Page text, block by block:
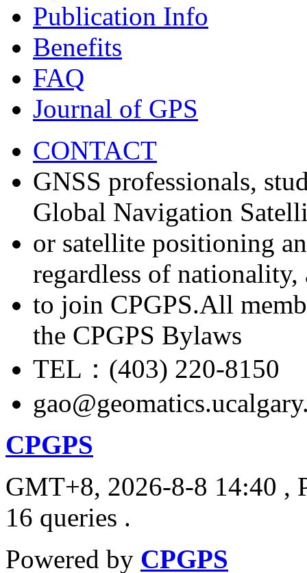
Publication Info
Benefits
FAQ
Journal of GPS
CONTACT
GNSS professionals,
Global Navigation
or satellite positioning
regardless of nationality,
to join CPGPS.All
the CPGPS Bylaws
TEL：(403) 220-8150
CPGPS
GMT+8, 2026-8-8 14:40 ,
16 queries .
Powered by CPGPS